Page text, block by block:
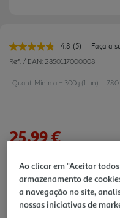
4.8 Leu
5
Link
para
(5)
Faça a
Ref. / EAN: 2850117000008
Quant. Mínima = 300g (1 un)
25,99 €
Notas de preparação
Ao clicar em "Aceitar
armazenamento de
a navegação no site,
nossas iniciativas de